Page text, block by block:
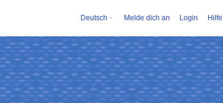
Deutsch Melde dich an Login Hilfe